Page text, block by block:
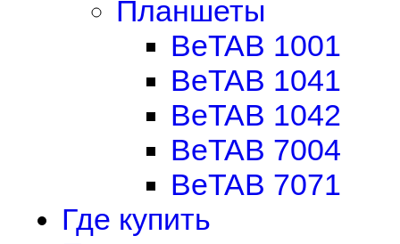
Планшеты
BeTAB 1001
BeTAB 1041
BeTAB 1042
BeTAB 7004
BeTAB 7071
Где купить